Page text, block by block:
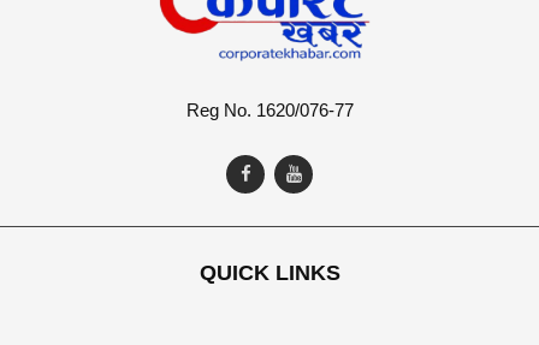
Reg No. 1620/076-77
QUICK LINKS